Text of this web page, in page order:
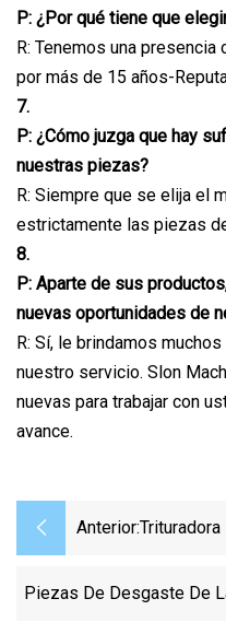
P: ¿Por qué tiene que
R: Tenemos una
por más de 15 años-
7.
P: ¿Cómo juzga que hay
nuestras piezas?
R: Siempre que se elija el
estrictamente las piezas
8.
P: Aparte de sus
nuevas oportunidades de
R: Sí, le brindamos
nuestro servicio. Slon
nuevas para trabajar con
avance.
Anterior:
Trituradora
Piezas De Desgaste De